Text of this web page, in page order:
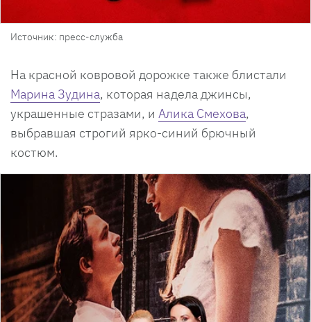
Источник: пресс-служба
На красной ковровой дорожке также блистали
Марина Зудина, которая надела джинсы,
украшенные стразами, и Алика Смехова,
выбравшая строгий ярко-синий брючный
костюм.